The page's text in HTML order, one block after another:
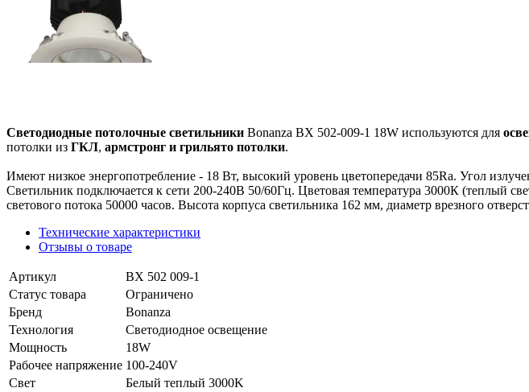
Светодиодные потолочные светильники Bonanza BX 502-009-1 18W используются для
потолки из ГКЛ, армстронг и грильято потолки.
Имеют низкое энергопотребление - 18 Вт, высокий уровень цветопередачи 85Ra. Угол
Светильник подключается к сети 200-240В 50/60Гц. Цветовая температура 3000К (теплый
светового потока 50000 часов. Высота корпуса светильника 162 мм, диаметр врезного
Технические характеристики
Отзывы о товаре
Артикул
BX 502 009-1
Статус товара
Ограничено
Бренд
Bonanza
Технология
Светодиодное освещение
Мощность
18W
Рабочее напряжение 100-240V
Свет
Белый теплый 3000K